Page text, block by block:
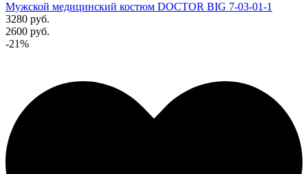
Мужской медицинский костюм DOCTOR BIG 7-03-01-1
3280 руб.
2600 руб.
-21%